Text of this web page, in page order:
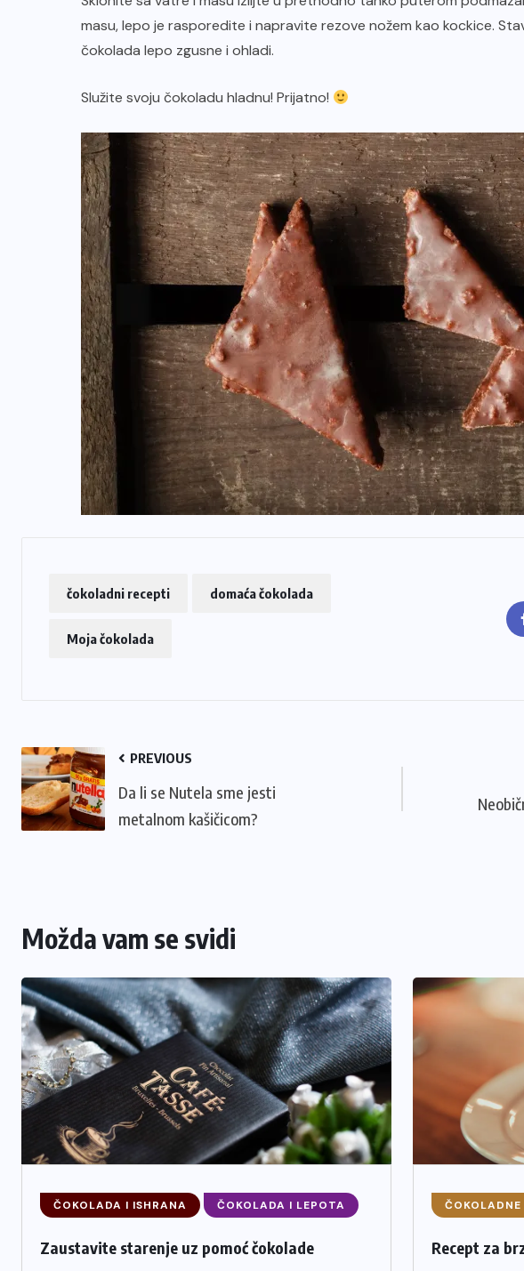
masu, lepo je rasporedite i napravite rezove nožem kao kockice.
čokolada lepo zgusne i ohladi.
Služite svoju čokoladu hladnu! Prijatno!
čokoladni recepti domaća čokolada
Moja čokolada
PREVIOUS
Da li se Nutela sme jesti
metalnom kašičicom?
Možda vam se svidi
ČOKOLADA I ISHRANA ČOKOLADA I LEPOTA
Zaustavite starenje uz pomoć čokolade Recept za